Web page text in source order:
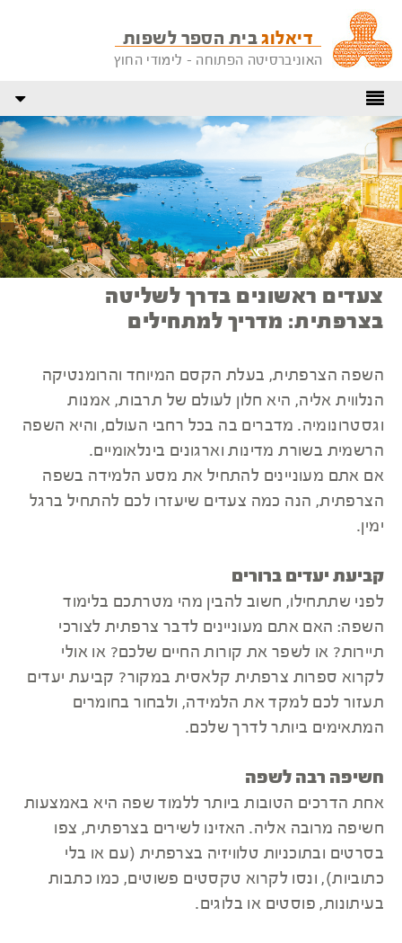
דיאלוגבית הספר לשפות
האוניברסיטה הפתוחה - לימודי החוץ
צעדים ראשונים בדרך לשליטה
בצרפתית: מדריך למתחילים
השפה הצרפתית, בעלת הקסם המיוחד והרומנטיקה
הנלווית אליה, היא חלון לעולם של תרבות, אמנות
וגסטרונומיה. מדברים בה בכל רחבי העולם, והיא השפה
הרשמית בשורת מדינות וארגונים בינלאומיים.
אם אתם מעוניינים להתחיל את מסע הלמידה בשפה
הצרפתית, הנה כמה צעדים שיעזרו לכם להתחיל ברגל
ימין.
קביעת יעדים ברורים
לפני שתתחילו, חשוב להבין מהי מטרתכם בלימוד
השפה: האם אתם מעוניינים לדבר צרפתית לצורכי
תיירות? או לשפר את קורות החיים שלכם? או אולי
לקרוא ספרות צרפתית קלאסית במקור? קביעת יעדים
תעזור לכם למקד את הלמידה, ולבחור בחומרים
המתאימים ביותר לדרך שלכם.
חשיפה רבה לשפה
אחת הדרכים הטובות ביותר ללמוד שפה היא באמצעות
חשיפה מרובה אליה. האזינו לשירים בצרפתית, צפו
בסרטים ובתוכניות טלוויזיה בצרפתית (עם או בלי
כתוביות), ונסו לקרוא טקסטים פשוטים, כמו כתבות
בעיתונות, פוסטים או בלוגים.